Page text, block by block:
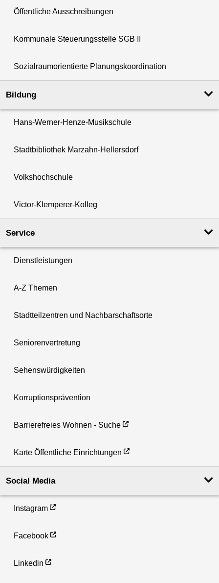
Öffentliche Ausschreibungen
Kommunale Steuerungsstelle SGB II
Sozialraumorientierte Planungskoordination
Bildung
Hans-Werner-Henze-Musikschule
Stadtbibliothek Marzahn-Hellersdorf
Volkshochschule
Victor-Klemperer-Kolleg
Service
Dienstleistungen
A-Z Themen
Stadtteilzentren und Nachbarschaftsorte
Seniorenvertretung
Sehenswürdigkeiten
Korruptionsprävention
Barrierefreies Wohnen - Suche
Karte Öffentliche Einrichtungen
Social Media
Instagram
Facebook
Linkedin